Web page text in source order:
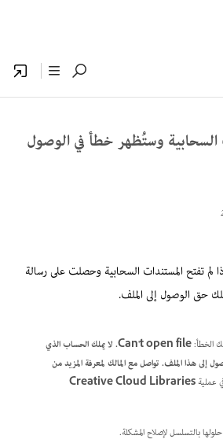
السحابية وستُظهر خطأ في الوصول
تفتح المستندات السحابية وحصلت على رسالة
حق الوصول إلى الملف.
الخطأ:
Can't open file. لا يملك الحساب الذي
هذا الملف. تواصل مع المالك لمعرفة المزيد من
عمليةCreative Cloud Libraries
بالتسلسل لإصلاح المشكلة.